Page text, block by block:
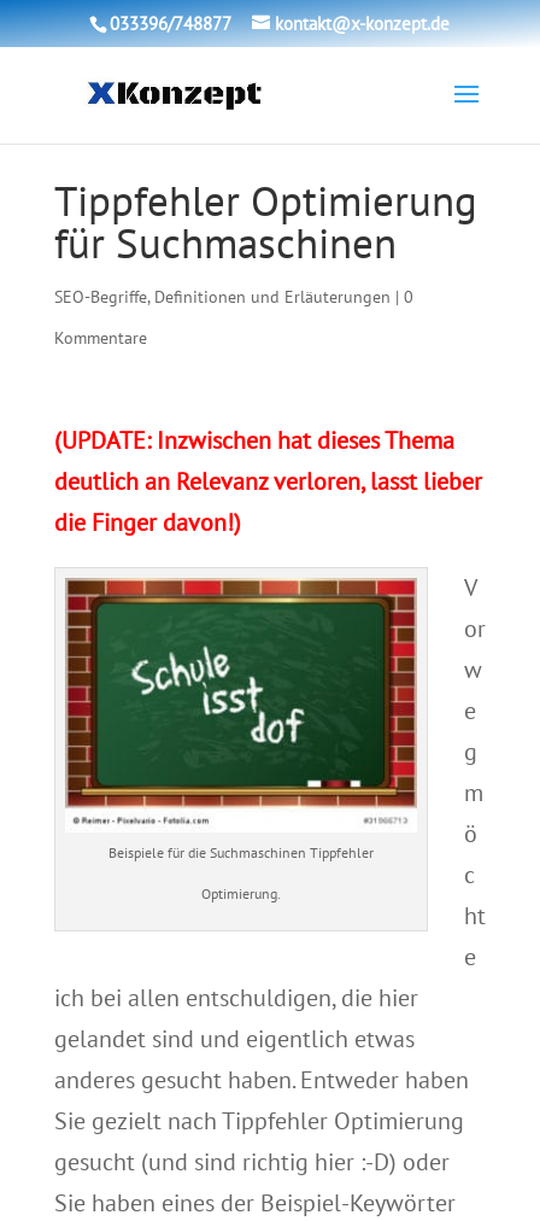
033396/748877 kontakt@x-konzept.de
Tippfehler Optimierung
für Suchmaschinen
SEO-Begriffe, Definitionen und Erläuterungen | 0
Kommentare
(UPDATE: Inzwischen hat dieses Thema
deutlich an Relevanz verloren, lasst lieber
die Finger davon!)
Beispiele für die Suchmaschinen Tippfehler
Optimierung.
V
or
w
e
g
m
ö
c
ht
e
ich bei allen entschuldigen, die hier
gelandet sind und eigentlich etwas
anderes gesucht haben. Entweder haben
Sie gezielt nach Tippfehler Optimierung
gesucht (und sind richtig hier :-D) oder
Sie haben eines der Beispiel-Keywörter